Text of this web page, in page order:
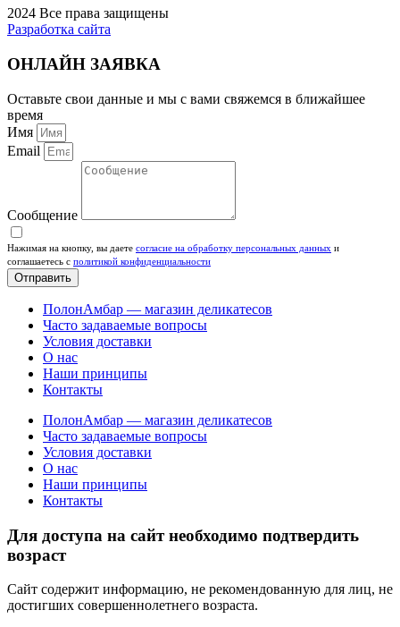
2024 Все права защищены
Разработка сайта
ОНЛАЙН ЗАЯВКА
Оставьте свои данные и мы с вами свяжемся в ближайшее
время
Имя
Email
Сообщение
Нажимая на кнопку, вы даете согласие на обработку персональных данных и
соглашаетесь c политикой конфиденциальности
Отправить
ПолонАмбар — магазин деликатесов
Часто задаваемые вопросы
Условия доставки
О нас
Наши принципы
Контакты
ПолонАмбар — магазин деликатесов
Часто задаваемые вопросы
Условия доставки
О нас
Наши принципы
Контакты
Для доступа на сайт необходимо подтвердить
возраст
Сайт содержит информацию, не рекомендованную для лиц, не
достигших совершеннолетнего возраста.